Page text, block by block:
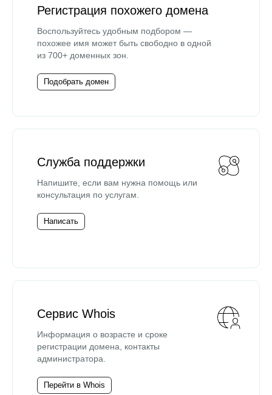
Регистрация похожего домена
Воспользуйтесь удобным подбором —
похожее имя может быть свободно в одной
из 700+ доменных зон.
Подобрать домен
Служба поддержки
Напишите, если вам нужна помощь или
консультация по услугам.
Написать
Сервис Whois
Информация о возрасте и сроке
регистрации домена, контакты
администратора.
Перейти в Whois